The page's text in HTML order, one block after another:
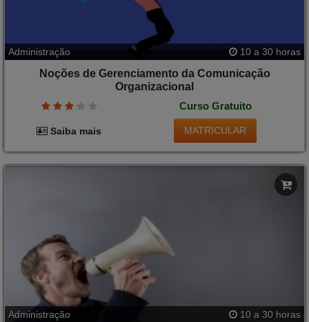
Administração 10 a 30 horas
Noções de Gerenciamento da Comunicação
Organizacional
Curso Gratuito
Saiba mais MATRICULAR
Administração 10 a 30 horas